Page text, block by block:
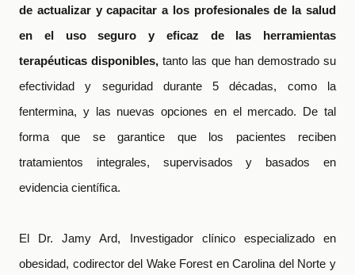
de actualizar y capacitar a los profesionales de la salud
en el uso seguro y eficaz de las herramientas
terapéuticas disponibles,tanto las que han demostrado su
efectividad y seguridad durante 5 décadas, como la
fentermina, y las nuevas opciones en el mercado. De tal
forma que se garantice que los pacientes reciben
tratamientos integrales, supervisados y basados en
evidencia científica.
El Dr. Jamy Ard, Investigador clínico especializado en
obesidad, codirector del Wake Forest en Carolina del Norte y